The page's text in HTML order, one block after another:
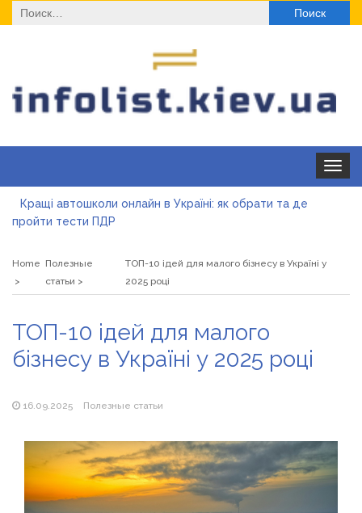
Найти:
Toggle
Кращі автошколи онлайн в Україні: як обрати та де
пройти тести ПДР
согреться
«Правильне електроживлення» — лідер серед компаній з
продажу сонячних батарей
точок
Home Полезные
статьи
ТОП-10 ідей для малого бізнесу в Україні у
2025 році
ТОП-10 ідей для малого
бізнесу в Україні у 2025 році
16.09.2025 Полезные статьи